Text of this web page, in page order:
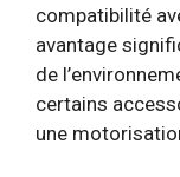
compatibilité
avantage
de
certains
une